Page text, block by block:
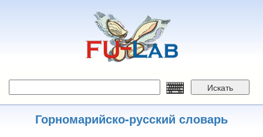
Искать
Горномарийско-русский словарь